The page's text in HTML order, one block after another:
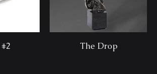
The Drop